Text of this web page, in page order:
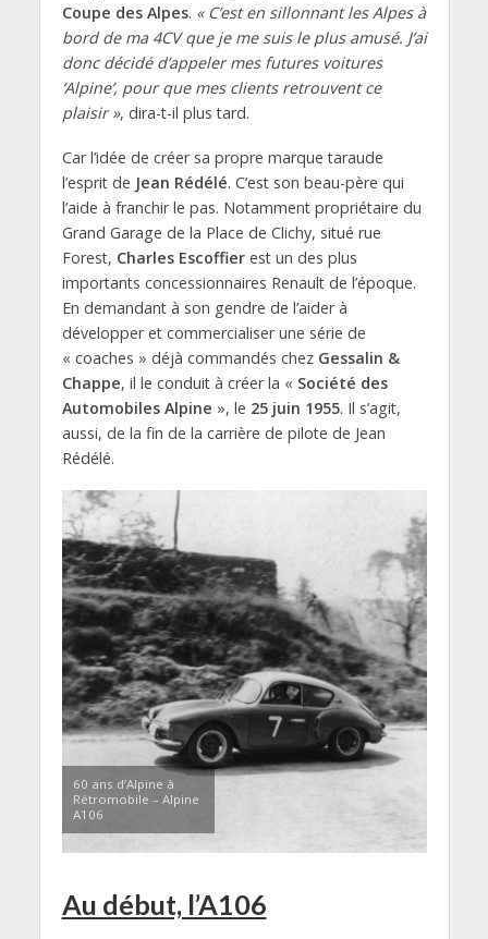
Coupe des Alpes. « C’est en sillonnant les Alpes à
bord de ma 4CV que je me suis le plus amusé. J’ai
donc décidé d’appeler mes futures voitures
‘Alpine’, pour que mes clients retrouvent ce
plaisir », dira-t-il plus tard.
Car l’idée de créer sa propre marque taraude
l’esprit de Jean Rédélé. C’est son beau-père qui
l’aide à franchir le pas. Notamment propriétaire du
Grand Garage de la Place de Clichy, situé rue
Forest, Charles Escoffierest un des plus
importants concessionnaires Renault de l’époque.
En demandant à son gendre de l’aider à
développer et commercialiser une série de
« coaches » déjà commandés chez Gessalin &
Chappe, il le conduit à créer la « Société des
Automobiles Alpine », le 25 juin 1955. Il s’agit,
aussi, de la fin de la carrière de pilote de Jean
Rédélé.
60 ans d’Alpine à
Rétromobile – Alpine
A106
Au début, l’A106